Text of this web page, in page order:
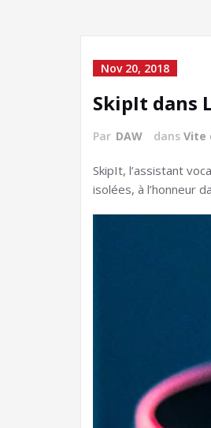
Nov 20, 2018
SkipIt dans
Par DAW dans Vite
SkipIt, l’assistant
isolées, à l’honneur